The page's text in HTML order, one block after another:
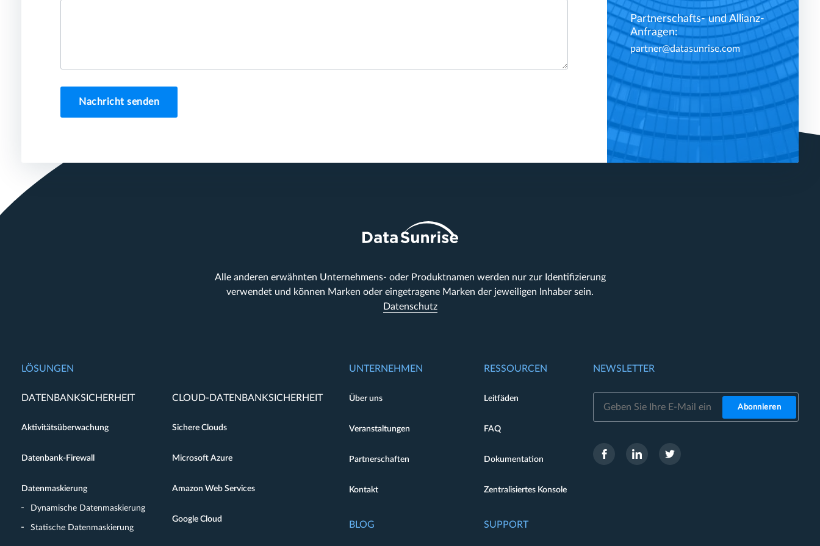
Nachricht senden
Partnerschafts- und Allianz-
Anfragen:
partner@datasunrise.com
Alle anderen erwähnten Unternehmens- oder Produktnamen werden nur zur Identifizierung
verwendet und können Marken oder eingetragene Marken der jeweiligen Inhaber sein.
Datenschutz
LÖSUNGEN
DATENBANKSICHERHEIT
Aktivitätsüberwachung
Datenbank-Firewall
Datenmaskierung
Dynamische Datenmaskierung
Statische Datenmaskierung
CLOUD-DATENBANKSICHERHEIT
Sichere Clouds
Microsoft Azure
Amazon Web Services
Google Cloud
UNTERNEHMEN
Über uns
Veranstaltungen
Partnerschaften
Kontakt
BLOG
RESSOURCEN
Leitfäden
FAQ
Dokumentation
Zentralisiertes Konsole
SUPPORT
NEWSLETTER
Abonnieren